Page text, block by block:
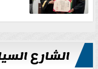
الشارع